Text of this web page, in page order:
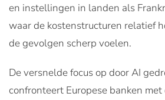
en instellingen in landen als
waar de kostenstructuren relatief
de gevolgen scherp voelen.
De versnelde focus op door AI
confronteert Europese banken